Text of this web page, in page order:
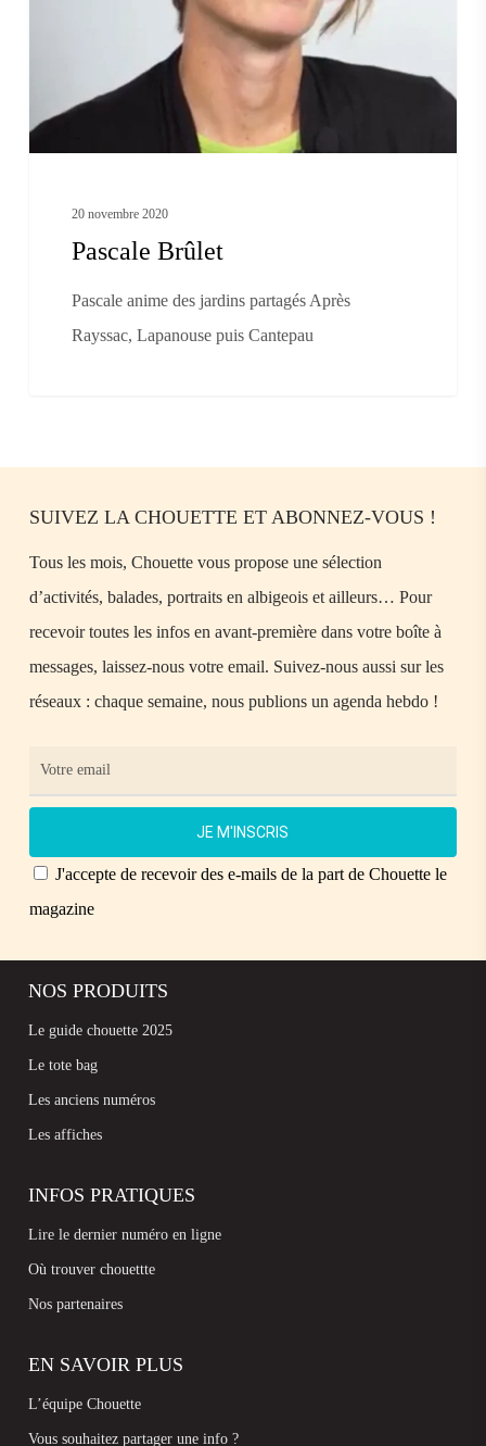
20 novembre 2020
Pascale Brûlet
Pascale anime des jardins partagés Après
Rayssac, Lapanouse puis Cantepau
SUIVEZ LA CHOUETTE ET ABONNEZ-VOUS !
Tous les mois, Chouette vous propose une sélection
d’activités, balades, portraits en albigeois et ailleurs… Pour
recevoir toutes les infos en avant-première dans votre boîte à
messages, laissez-nous votre email. Suivez-nous aussi sur les
réseaux : chaque semaine, nous publions un agenda hebdo !
J'accepte de recevoir des e-mails de la part de Chouette le
magazine
NOS PRODUITS
Le guide chouette 2025
Le tote bag
Les anciens numéros
Les affiches
INFOS PRATIQUES
Lire le dernier numéro en ligne
Où trouver chouettte
Nos partenaires
EN SAVOIR PLUS
L’équipe Chouette
Vous souhaitez partager une info ?